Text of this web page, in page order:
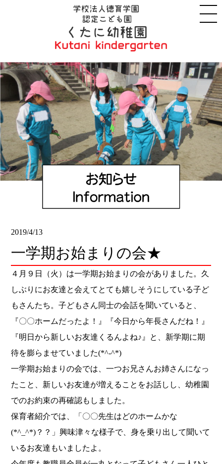
2019/4/13
一学期お始まりの会★
４月９日（火）は一学期お始まりの会がありました。久
しぶりにお友達と会えてとても嬉しそうにしている子ど
もさんたち。子どもさん同士の会話を聞いていると、
『〇〇ホームだったよ！』『今日から年長さんだね！』
『明日から新しいお友達くるんよね♪』と、新学期に期
待を膨らませていました(*^-^*)
一学期お始まりの会では、一つお兄さんお姉さんになっ
たこと、新しいお友達が増えることをお話しし、幼稚園
でのお約束の再確認もしました。
保育者紹介では、「〇〇先生はどのホームかな
(*^_^*)？？」興味津々な様子で、身を乗り出して聞いて
いるお友達もいましたよ。